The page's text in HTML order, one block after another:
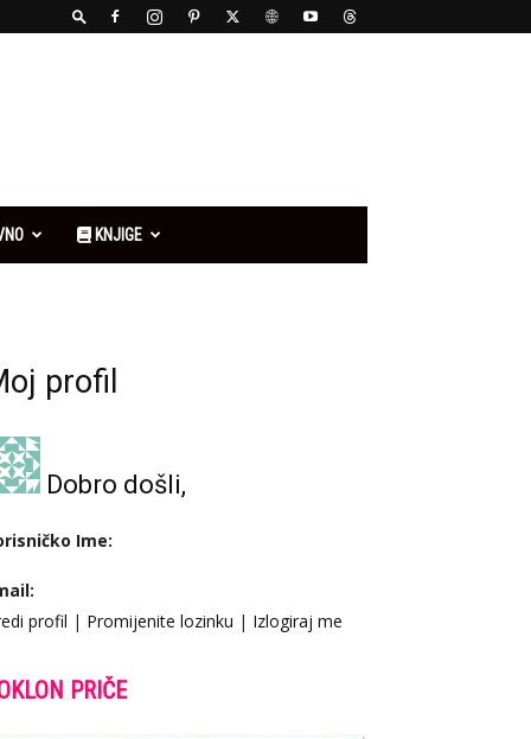
KNJIGE
profil
Dobro došli,
Ime:
profil | Promijenite lozinku | Izlogiraj me
PRIČE